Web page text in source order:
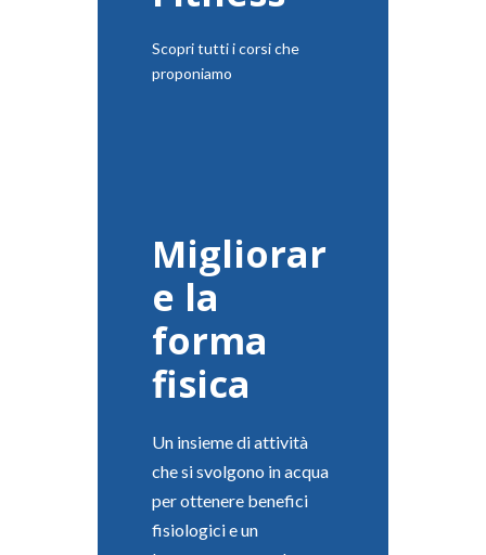
Scopri tutti i corsi che
proponiamo
Migliorar
e la
forma
fisica
Un insieme di attività
che si svolgono in acqua
per ottenere benefici
fisiologici e un